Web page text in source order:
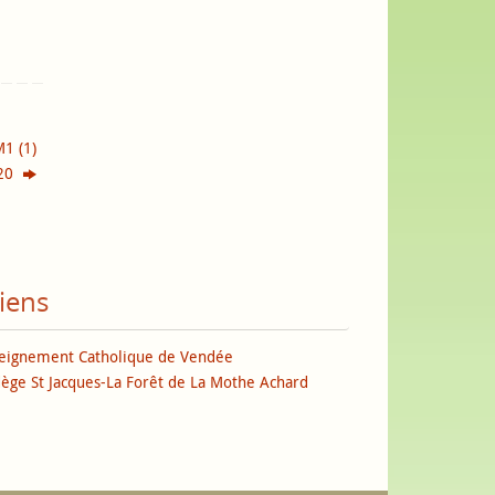
(1)
Catholique de Vendée
St Jacques-La Forêt de La Mothe Achard